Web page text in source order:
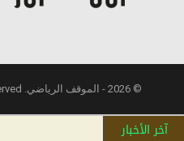
© 2026 - الموقف الرياضي. All Rights Reserved.
آخر الأخبار